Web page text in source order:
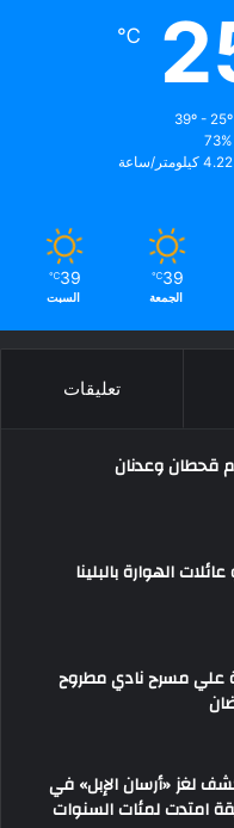
℃
73%
4.22 كيلومتر/ساعة
39
℃
الجمعة
39
℃
السبت
تعليقات
قحطان وعدنان
عائلات الهوارة بالبلينا
علي مسرح نادي مطروح
لغز «أرسان الإبل» في
امتدت لمئات السنوات